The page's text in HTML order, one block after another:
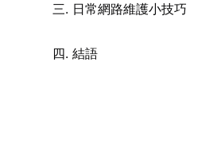
三. 日常網路維護小技巧
四. 結語